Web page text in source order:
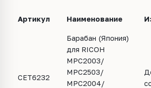
Артикул Наименование
CET6232
Барабан (Япония)
для RICOH
MPC2003/
MPC2503/
MPC2004/